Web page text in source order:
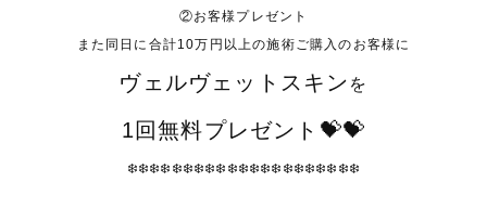
②お客様プレゼント
また同日に合計10万円以上の施術ご購入のお客様に
ヴェルヴェットスキン を
1回無料プレゼント💝💝
❄️❄️❄️❄️❄️❄️❄️❄️❄️❄️❄️❄️❄️❄️❄️❄️❄️❄️❄️❄️❄️